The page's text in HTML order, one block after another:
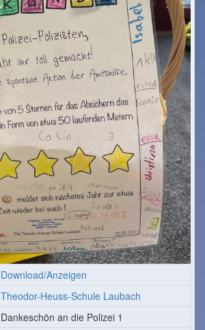
Download/Anzeigen
Theodor-Heuss-Schule Laubach
Dankeschön an die Polizei 1